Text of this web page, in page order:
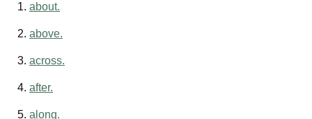
1. about.
2. above.
3. across.
4. after.
5. along.